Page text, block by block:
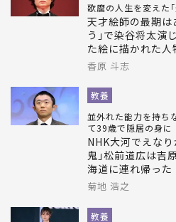
歌麿の人生を変えた
天才絵師の最期
う｣で染谷将太演
た絵に描かれた人
香原 斗志
教養
並外れた能力を持ち
て39歳で隠居の身に
NHK大河でえな
鬼｣松前道広は吉
海道に連れ帰った
菊地 浩之
教養